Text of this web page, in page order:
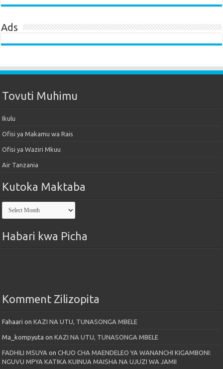
Ads
Tovuti Muhimu
Ikulu
Ofisi ya Makamu wa Rais
Ofisi ya Waziri Mkuu
Air Tanzania
Kutoka Maktaba
Kutoka
Maktaba
Habari kwa Picha
Komment Zilizopita
Fahaari onKAZI NA UTU, TUNASONGA MBELE
Ma_kompyuta onKAZI NA UTU, TUNASONGA MBELE
FADHILI MSUYA onCHUO CHA MAENDELEO YA WANANCHI KIGAMBONI:
NGUVU MPYA KATIKA KUINUA MAISHA NA UJUZI WA JAMII